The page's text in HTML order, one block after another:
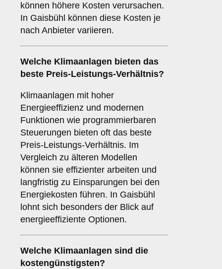
können höhere Kosten verursachen.
In Gaisbühl können diese Kosten je
nach Anbieter variieren.
Welche Klimaanlagen bieten das
beste Preis-Leistungs-Verhältnis?
Klimaanlagen mit hoher
Energieeffizienz und modernen
Funktionen wie programmierbaren
Steuerungen bieten oft das beste
Preis-Leistungs-Verhältnis. Im
Vergleich zu älteren Modellen
können sie effizienter arbeiten und
langfristig zu Einsparungen bei den
Energiekosten führen. In Gaisbühl
lohnt sich besonders der Blick auf
energieeffiziente Optionen.
Welche Klimaanlagen sind die
kostengünstigsten?